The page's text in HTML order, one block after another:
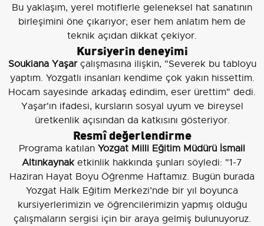
Bu yaklaşım, yerel motiflerle geleneksel hat sanatının
birleşimini öne çıkarıyor; eser hem anlatım hem de
teknik açıdan dikkat çekiyor.
Kursiyerin deneyimi
Soukiana Yaşarçalışmasına ilişkin, "Severek bu tabloyu
yaptım. Yozgatlı insanları kendime çok yakın hissettim.
Hocam sayesinde arkadaş edindim, eser ürettim" dedi.
Yaşar'ın ifadesi, kursların sosyal uyum ve bireysel
üretkenlik açısından da katkısını gösteriyor.
Resmî değerlendirme
Programa katılan Yozgat Milli Eğitim Müdürü İsmail
Altınkaynaketkinlik hakkında şunları söyledi: "1-7
Haziran Hayat Boyu Öğrenme Haftamız. Bugün burada
Yozgat Halk Eğitim Merkezi’nde bir yıl boyunca
kursiyerlerimizin ve öğrencilerimizin yapmış olduğu
çalışmaların sergisi için bir araya gelmiş bulunuyoruz.